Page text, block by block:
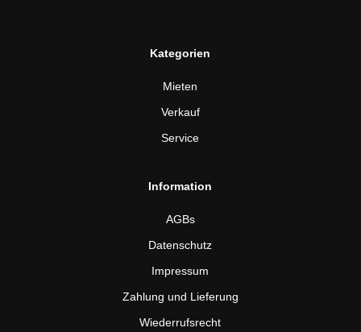
Kategorien
Mieten
Verkauf
Service
Information
AGBs
Datenschutz
Impressum
Zahlung und Lieferung
Wiederrufsrecht